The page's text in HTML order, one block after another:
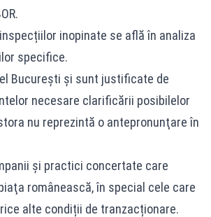
inopinate se află în analiza
specifice.
Bucureşti şi sunt justificate de
necesare clarificării posibilelor
nu reprezintă o antepronunţare în
şi practici concertate care
românească, în special cele care
alte condiții de tranzacționare.